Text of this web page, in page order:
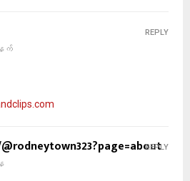
က်
REPLY
REPLY